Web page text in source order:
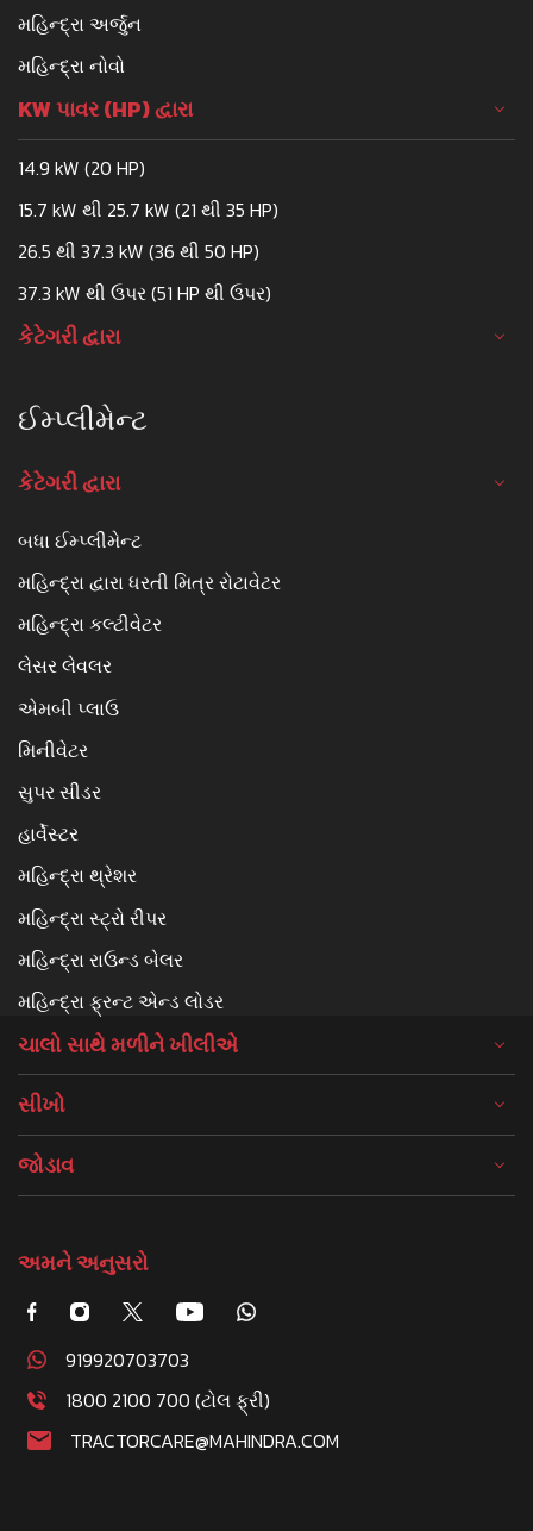
મહિન્દ્રા અર્જુન
મહિન્દ્રા નોવો
KW પાવર (HP) દ્વારા
14.9 kW (20 HP)
15.7 kW થી 25.7 kW (21 થી 35 HP)
26.5 થી 37.3 kW (36 થી 50 HP)
37.3 kW થી ઉપર (51 HP થી ઉપર)
કેટેગરી દ્વારા
ઈમ્પ્લીમેન્ટ
કેટેગરી દ્વારા
બધા ઈમ્પ્લીમેન્ટ
મહિન્દ્રા દ્વારા ધરતી મિત્ર રોટાવેટર
મહિન્દ્રા કલ્ટીવેટર
લેસર લેવલર
એમબી પ્લાઉ
મિનીવેટર
સુપર સીડર
હાર્વેસ્ટર
મહિન્દ્રા થ્રેશર
મહિન્દ્રા સ્ટ્રો રીપર
મહિન્દ્રા રાઉન્ડ બેલર
મહિન્દ્રા ફ્રન્ટ એન્ડ લોડર
ચાલો સાથે મળીને ખીલીએ
સીખો
જોડાવ
અમને અનુસરો
919920703703
1800 2100 700 (ટોલ ફ્રી)
TRACTORCARE@MAHINDRA.COM